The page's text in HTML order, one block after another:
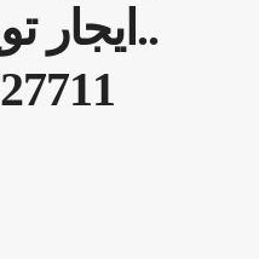
..ايجار